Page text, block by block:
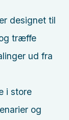
designet til
træffe
ud fra
i store
og